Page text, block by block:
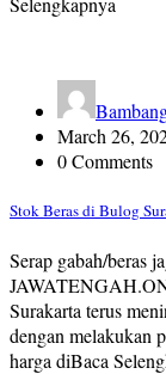
March 26,
0 Comments
Stok Beras di Bulog
Serap gabah/beras
Surakarta terus
dengan melakukan
harga diBaca